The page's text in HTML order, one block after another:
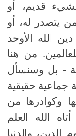
قديم، أو
يتصدر له، أو
الله الأوحد
. من هنا
- بل وسنسأل
جماعية حقيقية
وكوادرها من
الله العلم
والدنيا